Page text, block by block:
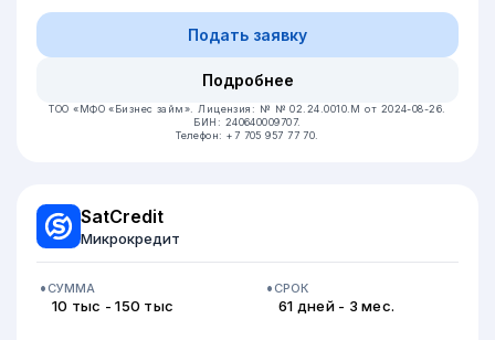
Подать заявку
Подробнее
ТОО «МФО «Бизнес займ». Лицензия: № № 02.24.0010.М от 2024-08-26.
БИН: 240640009707.
Телефон: +7 705 957 77 70.
SatCredit
Микрокредит
СУММА
10 тыс - 150 тыс
СРОК
61 дней - 3 мес.